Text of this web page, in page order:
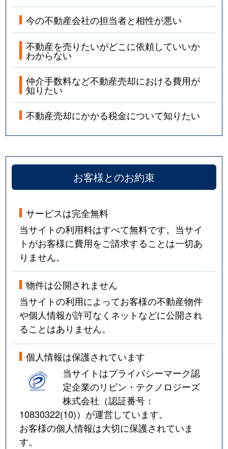
今の不動産会社の担当者と相性が悪い
不動産を売りたいがどこに依頼していいか
わからない
仲介手数料など不動産売却における費用が
知りたい
不動産売却にかかる税金について知りたい
お客様とのお約束
サービスは完全無料
当サイトの利用料はすべて無料です。当サイ
トがお客様に費用をご請求することは一切あ
りません。
物件は公開されません
当サイトの利用によってお客様の不動産物件
や個人情報が許可なくネットなどに公開され
ることはありません。
個人情報は保護されています
当サイトはプライバシーマーク認
定企業のリビン・テクノロジーズ
株式会社（認証番号：
10830322(10)）が運営しています。
お客様の個人情報は大切に保護されていま
す。